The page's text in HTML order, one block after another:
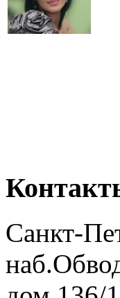
Санкт-